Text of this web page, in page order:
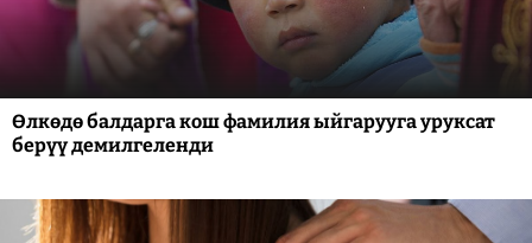
Өлкөдө балдарга кош фамилия ыйгарууга уруксат
берүү демилгеленди